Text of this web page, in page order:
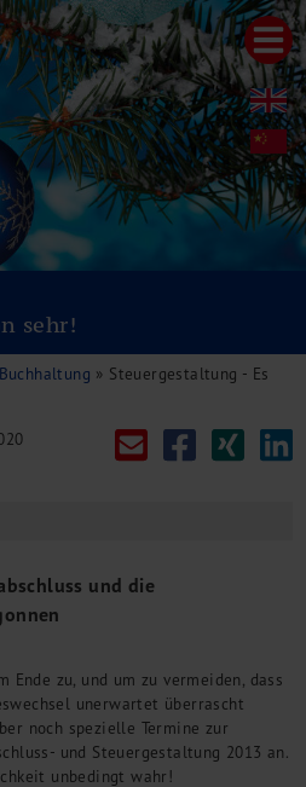
sehr!
» Steuergestaltung - Es
und die
Ende zu, und um zu vermeiden, dass
unerwartet überrascht
noch spezielle Termine zur
und Steuergestaltung 2013 an.
unbedingt wahr!